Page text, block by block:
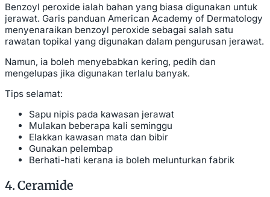
Benzoyl peroxide ialah bahan yang biasa digunakan untuk
jerawat. Garis panduan American Academy of Dermatology
menyenaraikan benzoyl peroxide sebagai salah satu
rawatan topikal yang digunakan dalam pengurusan jerawat.
Namun, ia boleh menyebabkan kering, pedih dan
mengelupas jika digunakan terlalu banyak.
Tips selamat:
Sapu nipis pada kawasan jerawat
Mulakan beberapa kali seminggu
Elakkan kawasan mata dan bibir
Gunakan pelembap
Berhati-hati kerana ia boleh melunturkan fabrik
4. Ceramide